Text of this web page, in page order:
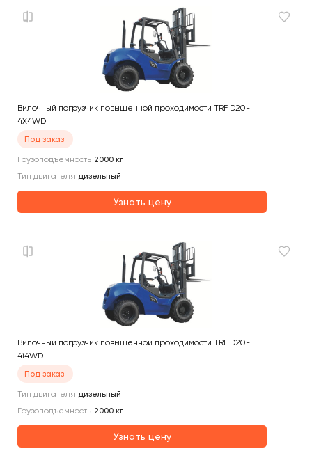
Вилочный погрузчик повышенной проходимости TRF D20-
4X4WD
Под заказ
Грузоподъемность 2000 кг
Тип двигателя дизельный
Узнать цену
Вилочный погрузчик повышенной проходимости TRF D20-
4i4WD
Под заказ
Тип двигателя дизельный
Грузоподъемность 2000 кг
Узнать цену